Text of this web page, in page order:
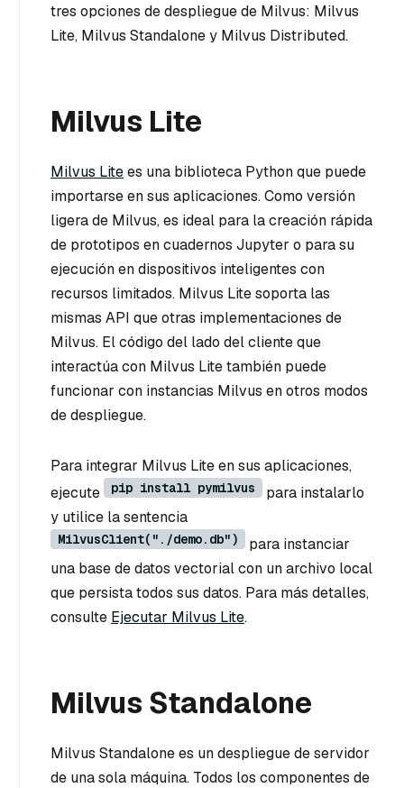
tres opciones de despliegue de Milvus: Milvus
Lite, Milvus Standalone y Milvus Distributed.
Milvus Lite
Milvus Litees una biblioteca Python que puede
importarse en sus aplicaciones. Como versión
ligera de Milvus, es ideal para la creación rápida
de prototipos en cuadernos Jupyter o para su
ejecución en dispositivos inteligentes con
recursos limitados. Milvus Lite soporta las
mismas API que otras implementaciones de
Milvus. El código del lado del cliente que
interactúa con Milvus Lite también puede
funcionar con instancias Milvus en otros modos
de despliegue.
Para integrar Milvus Lite en sus aplicaciones,
ejecute
pip install pymilvus
para instalarlo
y utilice la sentencia
MilvusClient("./demo.db")
para instanciar
una base de datos vectorial con un archivo local
que persista todos sus datos. Para más detalles,
consulte Ejecutar Milvus Lite.
Milvus Standalone
Milvus Standalone es un despliegue de servidor
de una sola máquina. Todos los componentes de